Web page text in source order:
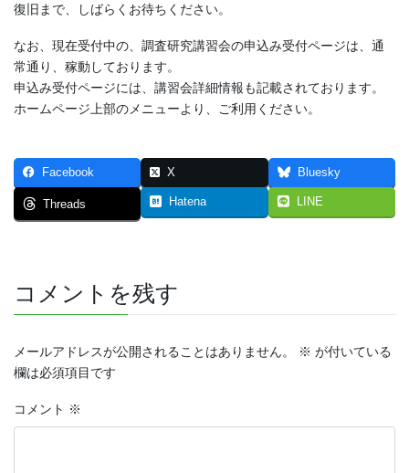
復旧まで、しばらくお待ちください。
なお、現在受付中の、調査研究講習会の申込み受付ページは、通
常通り、稼動しております。
申込み受付ページには、講習会詳細情報も記載されております。
ホームページ上部のメニューより、ご利用ください。
Facebook X Bluesky
Threads Hatena LINE
コメントを残す
メールアドレスが公開されることはありません。 ※ が付いている
欄は必須項目です
コメント ※